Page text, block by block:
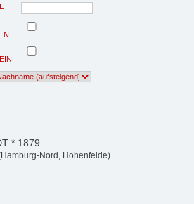
* 1879
Nord, Hohenfelde)